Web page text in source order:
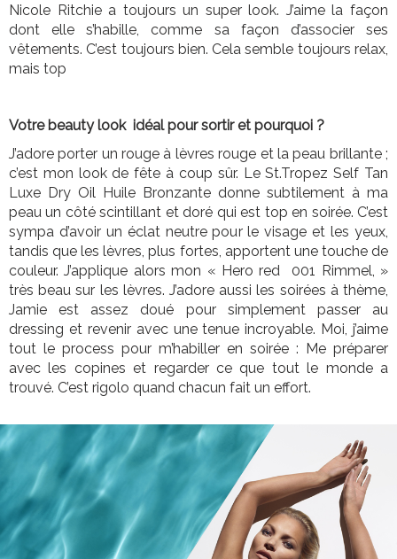
Nicole Ritchie a toujours un super look. J’aime la façon
dont elle s’habille, comme sa façon d’associer ses
vêtements. C’est toujours bien. Cela semble toujours relax,
mais top
Votre beauty look idéal pour sortir et pourquoi ?
J’adore porter un rouge à lèvres rouge et la peau brillante ;
c’est mon look de fête à coup sûr. Le St.Tropez Self Tan
Luxe Dry Oil Huile Bronzante donne subtilement à ma
peau un côté scintillant et doré qui est top en soirée. C’est
sympa d’avoir un éclat neutre pour le visage et les yeux,
tandis que les lèvres, plus fortes, apportent une touche de
couleur. J’applique alors mon « Hero red 001 Rimmel, »
très beau sur les lèvres. J’adore aussi les soirées à thème,
Jamie est assez doué pour simplement passer au
dressing et revenir avec une tenue incroyable. Moi, j’aime
tout le process pour m’habiller en soirée : Me préparer
avec les copines et regarder ce que tout le monde a
trouvé. C’est rigolo quand chacun fait un effort.